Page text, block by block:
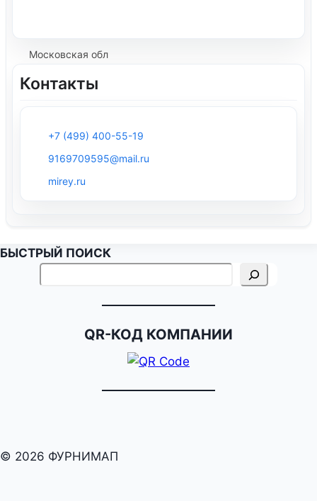
Московская обл
Контакты
+7 (499) 400-55-19
9169709595@mail.ru
mirey.ru
БЫСТРЫЙ ПОИСК
QR-КОД КОМПАНИИ
© 2026 ФУРНИМАП